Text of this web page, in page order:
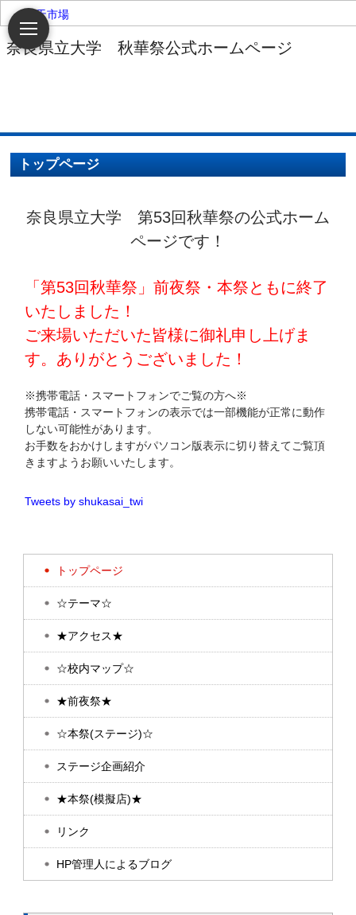
楽天市場
トップページ
奈良県立大学 第53回秋華祭の公式ホーム
ページです！
「第53回秋華祭」前夜祭・本祭ともに終了
いたしました！
ご来場いただいた皆様に御礼申し上げま
す。ありがとうございました！
※携帯電話・スマートフォンでご覧の方へ※
携帯電話・スマートフォンの表示では一部機能が正常に動作
しない可能性があります。
お手数をおかけしますがパソコン版表示に切り替えてご覧頂
きますようお願いいたします。
Tweets by shukasai_twi
トップページ
☆テーマ☆
★アクセス★
☆校内マップ☆
★前夜祭★
☆本祭(ステージ)☆
ステージ企画紹介
★本祭(模擬店)★
リンク
HP管理人によるブログ